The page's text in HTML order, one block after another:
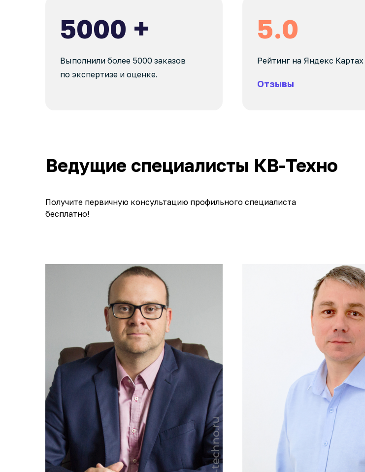
5000 +
Выполнили более 5000 заказов
по экспертизе и оценке.
5.0
Рейтинг на Яндекс Картах
Отзывы
Ведущие специалисты КВ-Техно
Получите первичную консультацию профильного специалиста
бесплатно!